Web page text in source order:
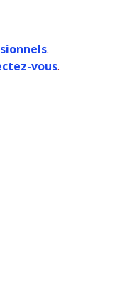
.
vous.